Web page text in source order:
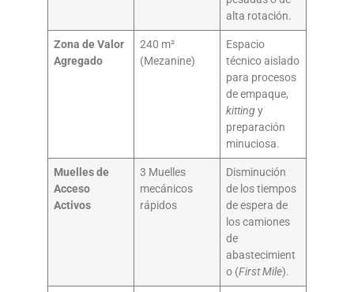
alta rotación.
Zona de Valor
Agregado
240 m²
(Mezanine)
Espacio
técnico aislado
para procesos
de empaque,
kittingy
preparación
minuciosa.
Muelles de
Acceso
Activos
3 Muelles
mecánicos
rápidos
Disminución
de los tiempos
de espera de
los camiones
de
abastecimient
o (First Mile).